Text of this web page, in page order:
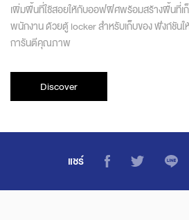
เพิ่มพื้นที่ใช้สอยให้กับออฟฟิศพร้อมสร้างพื้นที่เ
พนักงาน ด้วยตู้ locker สำหรับเก็บของ ฟังก์ชัน
การันตีคุณภาพ
Discover
แชร์